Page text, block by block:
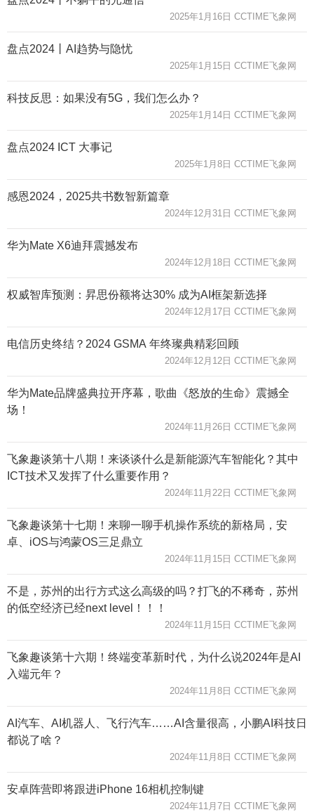
2025年1月16日 CCTIME飞象网
盘点2024丨AI趋势与隐忧
2025年1月15日 CCTIME飞象网
科技反思：如果没有5G，我们怎么办？
2025年1月14日 CCTIME飞象网
盘点2024 ICT 大事记
2025年1月8日 CCTIME飞象网
感恩2024，2025共书数智新篇章
2024年12月31日 CCTIME飞象网
华为Mate X6迪拜震撼发布
2024年12月18日 CCTIME飞象网
权威智库预测：昇思份额将达30% 成为AI框架新选择
2024年12月17日 CCTIME飞象网
电信历史终结？2024 GSMA 年终璨典精彩回顾
2024年12月12日 CCTIME飞象网
华为Mate品牌盛典拉开序幕，歌曲《怒放的生命》震撼全
场！
2024年11月26日 CCTIME飞象网
飞象趣谈第十八期！来谈谈什么是新能源汽车智能化？其中
ICT技术又发挥了什么重要作用？
2024年11月22日 CCTIME飞象网
飞象趣谈第十七期！来聊一聊手机操作系统的新格局，安
卓、iOS与鸿蒙OS三足鼎立
2024年11月15日 CCTIME飞象网
不是，苏州的出行方式这么高级的吗？打飞的不稀奇，苏州
的低空经济已经next level！！！
2024年11月15日 CCTIME飞象网
飞象趣谈第十六期！终端变革新时代，为什么说2024年是AI
入端元年？
2024年11月8日 CCTIME飞象网
AI汽车、AI机器人、飞行汽车……AI含量很高，小鹏AI科技日
都说了啥？
2024年11月8日 CCTIME飞象网
安卓阵营即将跟进iPhone 16相机控制键
2024年11月7日 CCTIME飞象网